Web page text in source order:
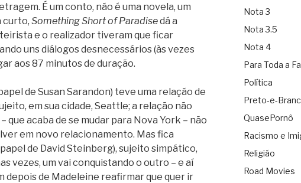
É um conto, não é uma novela, um
curto, Something Short of Paradisedá a
e o realizador tiveram que ficar
uns diálogos desnecessários (às vezes
aos 87 minutos de duração.
de Susan Sarandon) teve uma relação de
em sua cidade, Seattle; a relação não
que acaba de se mudar para Nova York – não
em novo relacionamento. Mas fica
de David Steinberg), sujeito simpático,
vezes, um vai conquistando o outro – e aí
depois de Madeleine reafirmar que quer ir
Nota 3
Nota 3.5
Nota 4
Para Toda a
Política
Preto-e-
QuasePornô
Racismo e
Religião
Road Movies